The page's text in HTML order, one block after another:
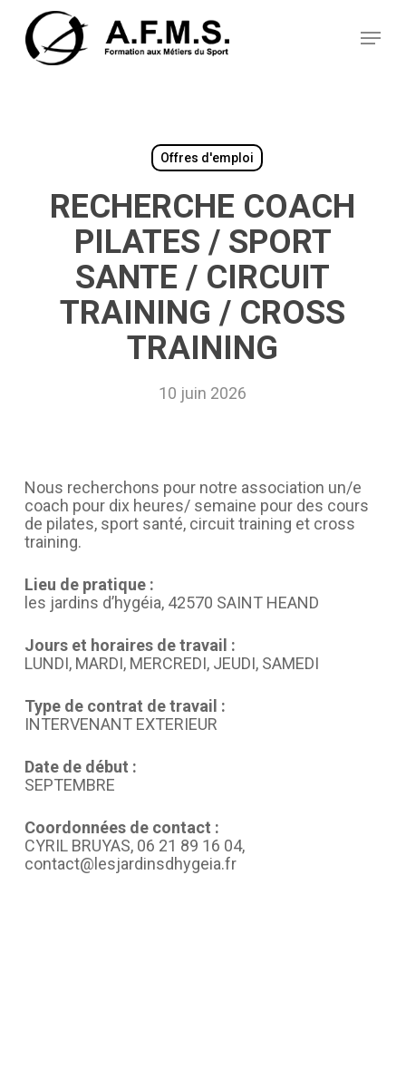
main
content
Menu
Offres d'emploi
RECHERCHE COACH
PILATES / SPORT
SANTE / CIRCUIT
TRAINING / CROSS
TRAINING
10 juin 2026
Nous recherchons pour notre association un/e
coach pour dix heures/ semaine pour des cours
de pilates, sport santé, circuit training et cross
training.
Lieu de pratique :
les jardins d’hygéia, 42570 SAINT HEAND
Jours et horaires de travail :
LUNDI, MARDI, MERCREDI, JEUDI, SAMEDI
Type de contrat de travail :
INTERVENANT EXTERIEUR
Date de début :
SEPTEMBRE
Coordonnées de contact :
CYRIL BRUYAS, 06 21 89 16 04,
contact@lesjardinsdhygeia.fr
Panneau de gestion des cookies